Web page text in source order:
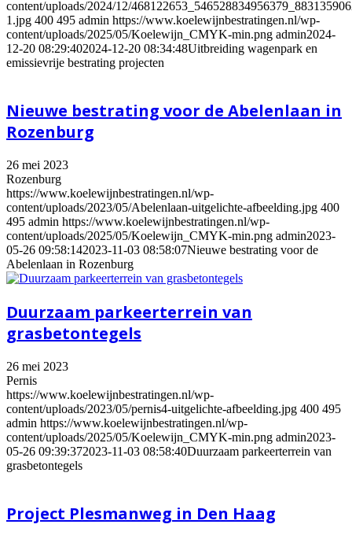
content/uploads/2024/12/
1.jpg 400 495 admin https://www.koelewijnbestratingen.nl/wp-
content/uploads/2025/05/Koelewijn_CMYK-min.png admin2024-
12-20 08:29:402024-12-20 08:34:48Uitbreiding wagenpark en
emissievrije bestrating projecten
Nieuwe bestrating voor de Abelenlaan in
Rozenburg
26 mei 2023
Rozenburg
https://www.koelewijnbestratingen.nl/wp-
content/uploads/2023/05/Abelenlaan-uitgelichte-afbeelding.jpg 400
495 admin https://www.koelewijnbestratingen.nl/wp-
content/uploads/2025/05/Koelewijn_CMYK-min.png admin2023-
05-26 09:58:142023-11-03 08:58:07Nieuwe bestrating voor de
Abelenlaan in Rozenburg
Duurzaam parkeerterrein van
grasbetontegels
26 mei 2023
Pernis
https://www.koelewijnbestratingen.nl/wp-
content/uploads/2023/05/pernis4-uitgelichte-afbeelding.jpg 400 495
admin https://www.koelewijnbestratingen.nl/wp-
content/uploads/2025/05/Koelewijn_CMYK-min.png admin2023-
05-26 09:39:372023-11-03 08:58:40Duurzaam parkeerterrein van
grasbetontegels
Project Plesmanweg in Den Haag